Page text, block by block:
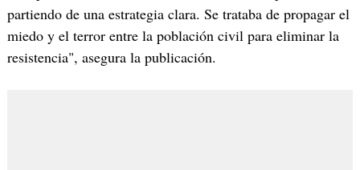
partiendo de una estrategia clara. Se trataba de propagar el
miedo y el terror entre la población civil para eliminar la
resistencia", asegura la publicación.